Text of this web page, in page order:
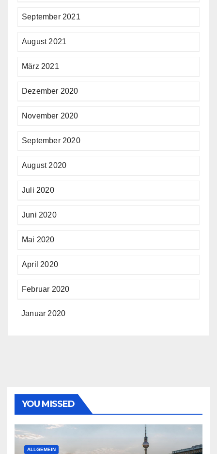
September 2021
August 2021
März 2021
Dezember 2020
November 2020
September 2020
August 2020
Juli 2020
Juni 2020
Mai 2020
April 2020
Februar 2020
Januar 2020
YOU MISSED
ALLGEMEIN